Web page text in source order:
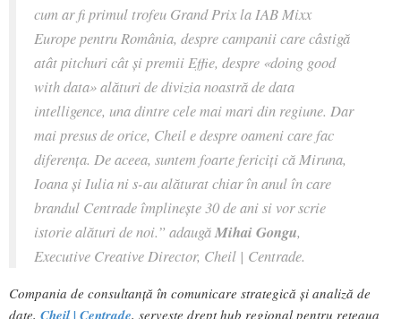
cum ar fi primul trofeu Grand Prix la IAB Mixx
Europe pentru România, despre campanii care câstigă
atât pitchuri cât șipremii Effie, despre «doing good
with data» alături de divizia noastră de data
intelligence, una dintre cele mai mari din regiune. Dar
mai presus de orice, Cheil e despre oameni care fac
diferența. De aceea, suntem foarte fericiți că Miruna,
Ioana și Iulia ni s-au alăturat chiar în anul în care
brandul Centrade împlinește 30 de ani si vor scrie
istorie alături de noi.” adaugăMihai Gongu,
Executive Creative Director, Cheil | Centrade.
Compania de consultanță în comunicare strategică și analiză de
date, Cheil | Centrade, servește drept hub regional pentru rețeaua